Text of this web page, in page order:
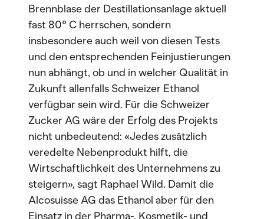
Brennblase der Destillationsanlage aktuell
fast 80° C herrschen, sondern
insbesondere auch weil von diesen Tests
und den entsprechenden Feinjustierungen
nun abhängt, ob und in welcher Qualität in
Zukunft allenfalls Schweizer Ethanol
verfügbar sein wird. Für die Schweizer
Zucker AG wäre der Erfolg des Projekts
nicht unbedeutend: «Jedes zusätzlich
veredelte Nebenprodukt hilft, die
Wirtschaftlichkeit des Unternehmens zu
steigern», sagt Raphael Wild. Damit die
Alcosuisse AG das Ethanol aber für den
Einsatz in der Pharma-, Kosmetik- und